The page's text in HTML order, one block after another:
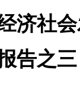
济社会
告之三